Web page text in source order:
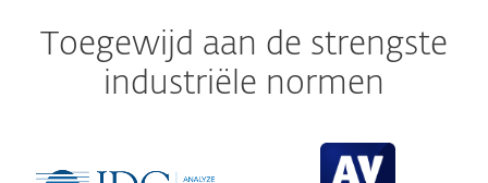
Toegewijd aan de strengste
industriële normen